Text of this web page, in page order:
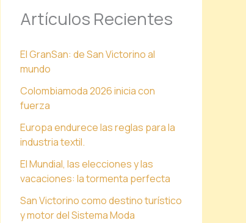
Artículos Recientes
El GranSan: de San Victorino al
mundo
Colombiamoda 2026 inicia con
fuerza
Europa endurece las reglas para la
industria textil.
El Mundial, las elecciones y las
vacaciones: la tormenta perfecta
San Victorino como destino turístico
y motor del Sistema Moda